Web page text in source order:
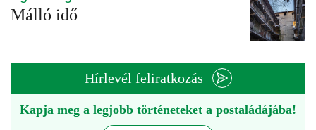
Málló idő
Hírlevél feliratkozás
Kapja meg a legjobb történeteket a postaládájába!